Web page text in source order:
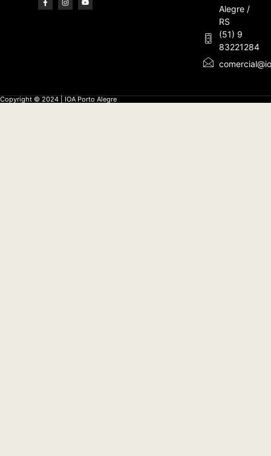
Alegre /
RS
(51) 9
83221284
Copyright © 2024 | IOA Porto Alegre